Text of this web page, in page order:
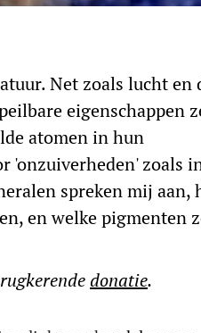
Net zoals lucht en
eigenschappen
atomen in hun
'onzuiverheden' zoals
spreken mij aan,
en welke pigmenten
donatie.